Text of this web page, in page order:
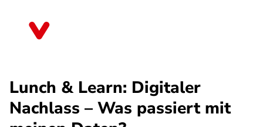
Lunch & Learn: Digitaler
Nachlass – Was passiert mit